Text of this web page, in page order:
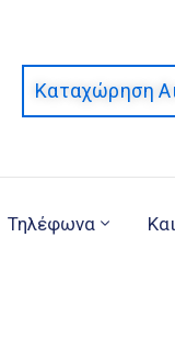
Καταχώρηση
Τηλέφωνα